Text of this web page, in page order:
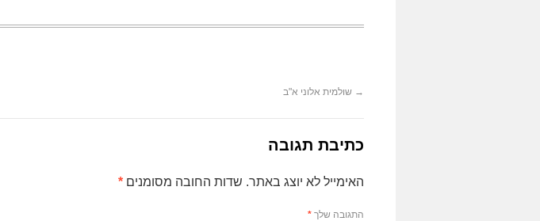
→ שולמית אלוני א"ב
כתיבת תגובה
האימייל לא יוצג באתר. שדות החובה מסומנים *
התגובה שלך *